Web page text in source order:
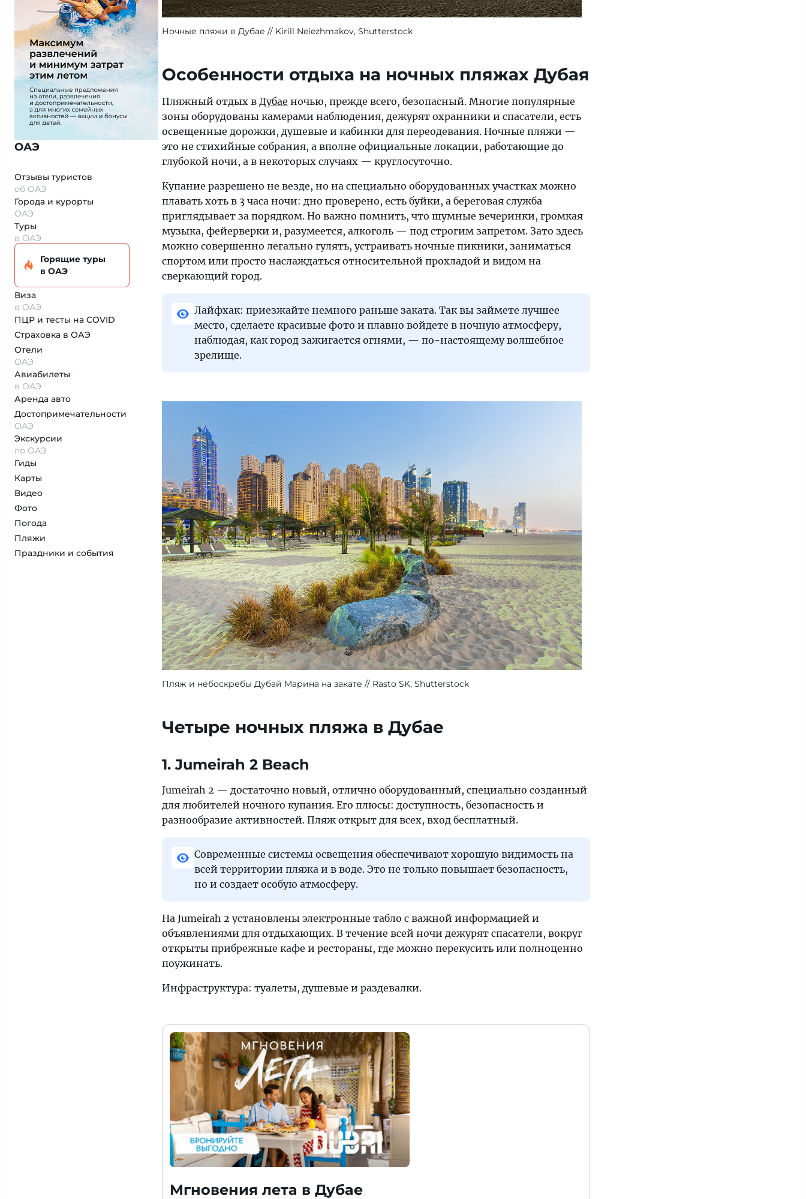
ОАЭ
Отзывы туристов
об ОАЭ
Города и курорты
ОАЭ
Туры
в ОАЭ
Горящие туры
в ОАЭ
Виза
в ОАЭ
ПЦР и тесты на COVID
Страховка в ОАЭ
Отели
ОАЭ
Авиабилеты
в ОАЭ
Аренда авто
Достопримеча­тельности
ОАЭ
Экскурсии
по ОАЭ
Гиды
Карты
Видео
Фото
Погода
Пляжи
Праздники и события
Ночные пляжи в Дубае Kirill Neiezhmakov, Shutterstock
Особенности отдыха на ночных пляжах Дубая
Пляжный отдых в Дубае ночью, прежде всего, безопасный. Многие популярные
зоны оборудованы камерами наблюдения, дежурят охранники и спасатели, есть
освещенные дорожки, душевые и кабинки для переодевания. Ночные пляжи —
это не стихийные собрания, а вполне официальные локации, работающие до
глубокой ночи, а в некоторых случаях — круглосуточно.
Купание разрешено не везде, но на специально оборудованных участках можно
плавать хоть в 3 часа ночи: дно проверено, есть буйки, а береговая служба
приглядывает за порядком. Но важно помнить, что шумные вечеринки, громкая
музыка, фейерверки и, разумеется, алкоголь — под строгим запретом. Зато здесь
можно совершенно легально гулять, устраивать ночные пикники, заниматься
спортом или просто наслаждаться относительной прохладой и видом на
сверкающий город.
Лайфхак: приезжайте немного раньше заката. Так вы займете лучшее
место, сделаете красивые фото и плавно войдете в ночную атмосферу,
наблюдая, как город зажигается огнями, — по-настоящему волшебное
зрелище.
Пляж и небоскребы Дубай Марина на закате Rasto SK, Shutterstock
Четыре ночных пляжа в Дубае
1. Jumeirah 2 Beach
Jumeirah 2 — достаточно новый, отлично оборудованный, специально созданный
для любителей ночного купания. Его плюсы: доступность, безопасность и
разнообразие активностей. Пляж открыт для всех, вход бесплатный.
Современные системы освещения обеспечивают хорошую видимость на
всей территории пляжа и в воде. Это не только повышает безопасность,
но и создает особую атмосферу.
На Jumeirah 2 установлены электронные табло с важной информацией и
объявлениями для отдыхающих. В течение всей ночи дежурят спасатели, вокруг
открыты прибрежные кафе и рестораны, где можно перекусить или полноценно
поужинать.
Инфраструктура: туалеты, душевые и раздевалки.
Мгновения лета в Дубае